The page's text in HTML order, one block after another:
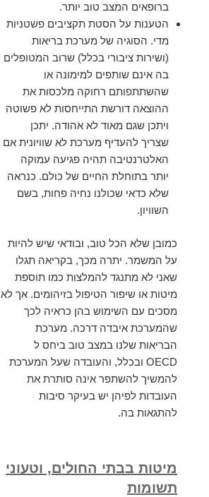
ברופאים המצב טוב יותר.
הטענות על הסטת תקציבים פשטניות
מדי. הסוגיה של מערכת בריאות
(ושירות ציבורי בכלל) שרוב המטופלים
בה אינם שותפים למימונה או
שהשתתפותם רחוקה מלכסות את
ההוצאה דורשת התייחסות לא פשוטה
ויתכן שגם מאוד לא אהודה. יתכן
שצריך להעדיף מערכת לא שוויונית אם
האלטרנטיבה תהיה פגיעה עמוקה
יותר בתוחלת החיים של כולם. כנראה
שלא כדאי שכולנו נחיה פחות, בשם
השוויון.
כמובן שלא הכל טוב, ובודאי שיש להיות
על המשמר. יתרה מכך, בקריאה תגלו
שאני לא מתנגד להמלצות כמו תוספת
מיטות או שיפור הטיפול בזיהומים. אך לא
מסכים עם השימוש בהן כראיה לכך
שהמערכת איבדה דרכה. מערכת
הבריאות שלנו במצב טוב ביחס ל
OECD ובכלל, והעובדה שעל המערכת
להמשיך להשתפר אינה סותרת את
העובדות לפיהן יש בעיקר סיבות
להתגאות בה.
מיטות בבתי החולים, וטעוני
תשומות